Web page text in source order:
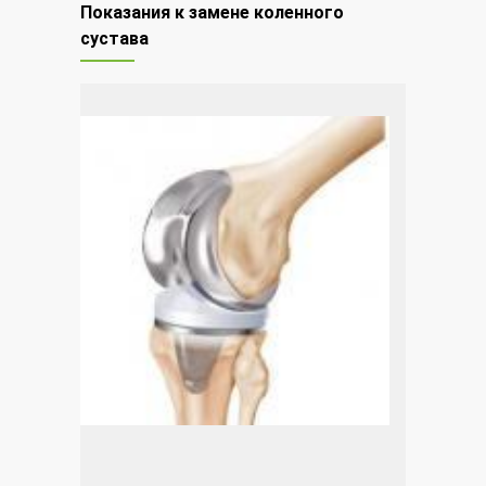
Показания к замене коленного
сустава